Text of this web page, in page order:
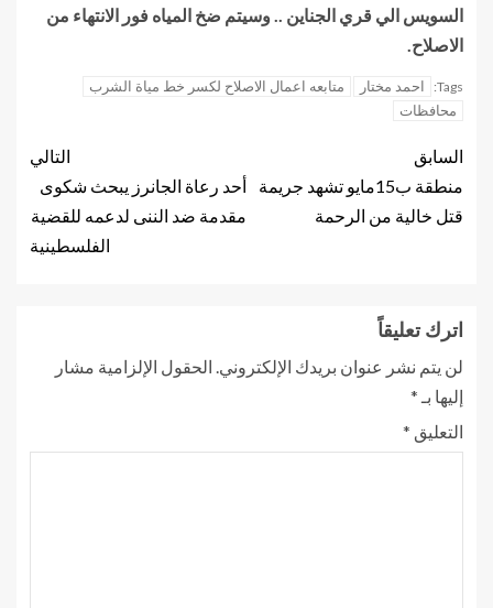
السويس الي قري الجناين .. وسيتم ضخ المياه فور الانتهاء من
الاصلاح.
Tags: احمد مختار
متابعه اعمال الاصلاح لكسر خط مياة الشرب
محافظات
السابق
منطقة ب15مايو تشهد جريمة
قتل خالية من الرحمة
التالي
أحد رعاة الجانرز يبحث شكوى
مقدمة ضد الننى لدعمه للقضية
الفلسطينية
اترك تعليقاً
لن يتم نشر عنوان بريدك الإلكتروني. الحقول الإلزامية مشار
إليها بـ *
التعليق *